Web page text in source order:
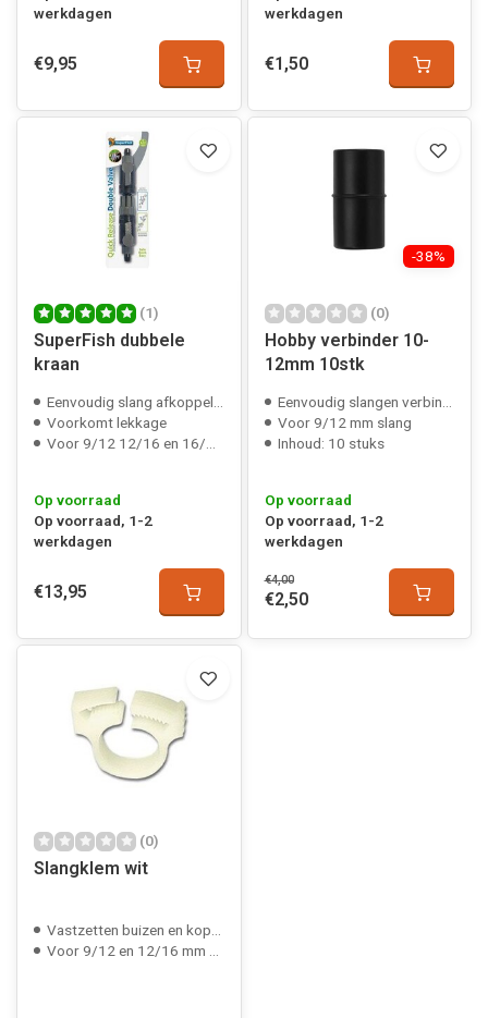
werkdagen
€9,95
werkdagen
€1,50
(1)
SuperFish dubbele
kraan
Eenvoudig slang afkoppelen
Voorkomt lekkage
Voor 9/12 12/16 en 16/22 mm slang
Op voorraad
Op voorraad, 1-2
werkdagen
€13,95
-38%
(0)
Hobby verbinder 10-
12mm 10stk
Eenvoudig slangen verbinden
Voor 9/12 mm slang
Inhoud: 10 stuks
Op voorraad
Op voorraad, 1-2
werkdagen
€4,00
€2,50
(0)
Slangklem wit
Vastzetten buizen en koppelingen
Voor 9/12 en 12/16 mm slang